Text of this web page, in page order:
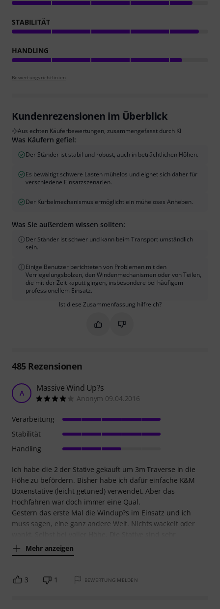
STABILITÄT
HANDLING
Bewertungsrichtlinien
Kundenrezensionen im Überblick
Aus echten Käuferbewertungen, zusammengefasst durch KI
Was Käufern gefiel:
Der Ständer ist stabil und robust, auch in beträchtlichen Höhen.
Es bewältigt schwere Lasten mühelos und eignet sich daher für
verschiedene Einsatzszenarien.
Der Kurbelmechanismus ermöglicht ein müheloses Anheben.
Was Sie außerdem wissen sollten:
Der Ständer ist schwer und kann beim Transport umständlich
sein.
Einige Benutzer berichteten von Problemen mit den
Verriegelungsbolzen, den Windenmechanismen oder von Teilen,
die mit der Zeit kaputt gingen, insbesondere bei häufigem
professionellem Einsatz.
Ist diese Zusammenfassung hilfreich?
Markieren Sie diese
Markieren Sie diese
485Rezensionen
A Massive Wind Up?s
Anonym 09.04.2016
Ich habe die 2 der Stative gekauft um 3m Traverse in die
Höhe zu befördern. Bisher habe ich dafür einfache K&M
Boxenstative (leicht getuned) verwendet. Aber das
Hochfahren war doch immer eine Qual.
Gestern das erste Mal die Windup?s im Einsatz und ich
muss sagen, eine ganz andere Welt. Nichts wackelt oder
Mehr anzeigen
Verarbeitung
Stabilität
Handling
3 1 BEWERTUNG MELDEN